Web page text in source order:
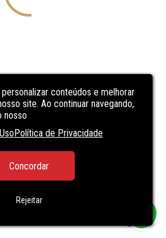
conteúdos e melhorar
site. Ao continuar navegando,
nosso
Política de Privacidade
Concordar
Rejeitar